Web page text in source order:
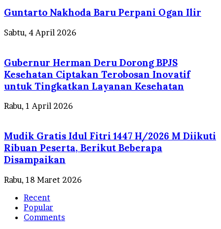
Guntarto Nakhoda Baru Perpani Ogan Ilir
Sabtu, 4 April 2026
Gubernur Herman Deru Dorong BPJS
Kesehatan Ciptakan Terobosan Inovatif
untuk Tingkatkan Layanan Kesehatan
Rabu, 1 April 2026
Mudik Gratis Idul Fitri 1447 H/2026 M Diikuti
Ribuan Peserta, Berikut Beberapa
Disampaikan
Rabu, 18 Maret 2026
Recent
Popular
Comments